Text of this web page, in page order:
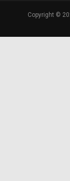
Copyright ©